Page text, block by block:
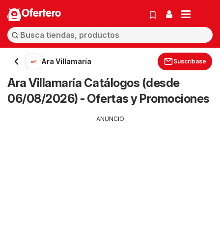
Ofertero
Ara Villamaría Suscríbase
Ara Villamaría Catálogos (desde
06/08/2026) - Ofertas y Promociones
ANUNCIO